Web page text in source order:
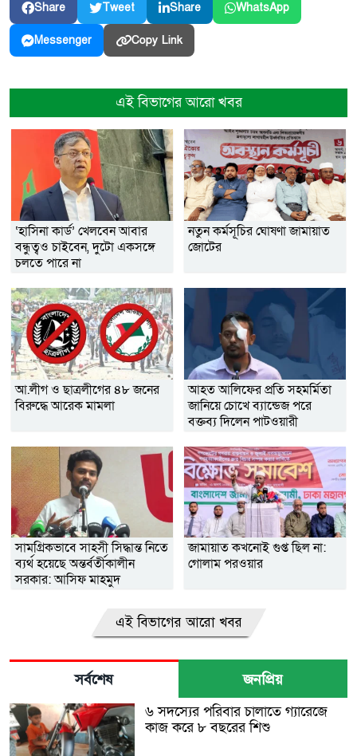
Share Tweet Share WhatsApp
Messenger Copy Link
এই বিভাগের আরো খবর
‘হাসিনা কার্ড’ খেলবেন আবার
বন্ধুত্বও চাইবেন, দুটো একসঙ্গে
চলতে পারে না
নতুন কর্মসূচির ঘোষণা জামায়াত
জোটের
আ.লীগ ও ছাত্রলীগের ৪৮ জনের
বিরুদ্ধে আরেক মামলা
আহত আলিফের প্রতি সহমর্মিতা
জানিয়ে চোখে ব্যান্ডেজ পরে
বক্তব্য দিলেন পাটওয়ারী
সামগ্রিকভাবে সাহসী সিদ্ধান্ত নিতে
ব্যর্থ হয়েছে অন্তর্বর্তীকালীন
সরকার: আসিফ মাহমুদ
জামায়াত কখনোই গুপ্ত ছিল না:
গোলাম পরওয়ার
এই বিভাগের আরো খবর
সর্বশেষ জনপ্রিয়
৬ সদস্যের পরিবার চালাতে গ্যারেজে
কাজ করে ৮ বছরের শিশু